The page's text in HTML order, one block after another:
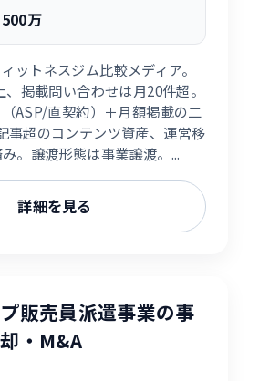
万
ットネスジム比較メディア。
、掲載問い合わせは月20件超。
ASP/直契約）＋月額掲載の二
事超のコンテンツ資産、運営移
。譲渡形態は事業譲渡。...
詳細を見る
販売員派遣事業の事
・M&A